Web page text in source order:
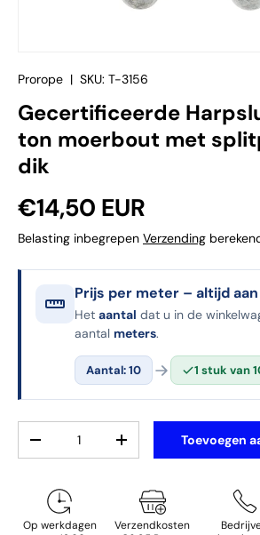
Prorope | SKU: T-3156
Gecertificeerde
ton moerbout met
dik
Reguliere prijs
€14,50 EUR
Belasting inbegrepen Verzending
Prijs per meter – altijd
Het aantal dat u in de
aantal meters.
Aantal: 10 1 stuk van
Verlaag de hoeveelheid
Verhoog deToevoegen
Op werkdagen
Verzendkosten